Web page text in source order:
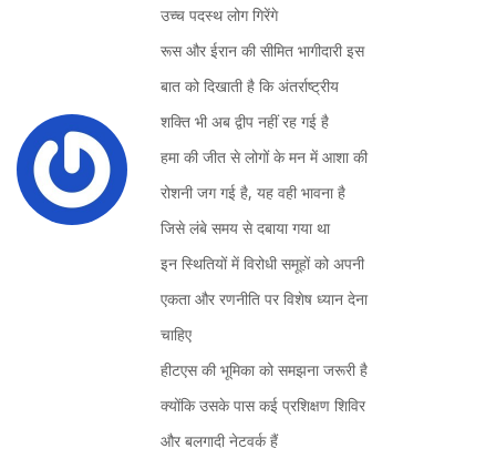
उच्च पदस्थ लोग गिरेंगे
रूस और ईरान की सीमित भागीदारी इस
बात को दिखाती है कि अंतर्राष्ट्रीय
शक्ति भी अब द्वीप नहीं रह गई है
हमा की जीत से लोगों के मन में आशा की
रोशनी जग गई है, यह वही भावना है
जिसे लंबे समय से दबाया गया था
इन स्थितियों में विरोधी समूहों को अपनी
एकता और रणनीति पर विशेष ध्यान देना
चाहिए
हीटएस की भूमिका को समझना जरूरी है
क्योंकि उसके पास कई प्रशिक्षण शिविर
और बलगादी नेटवर्क हैं